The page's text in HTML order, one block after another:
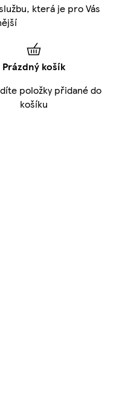
která je pro Vás
Prázdný košík
položky přidané do
košíku